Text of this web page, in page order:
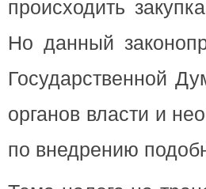
происходить
Но данный
Государственной
органов власти и
по внедрению